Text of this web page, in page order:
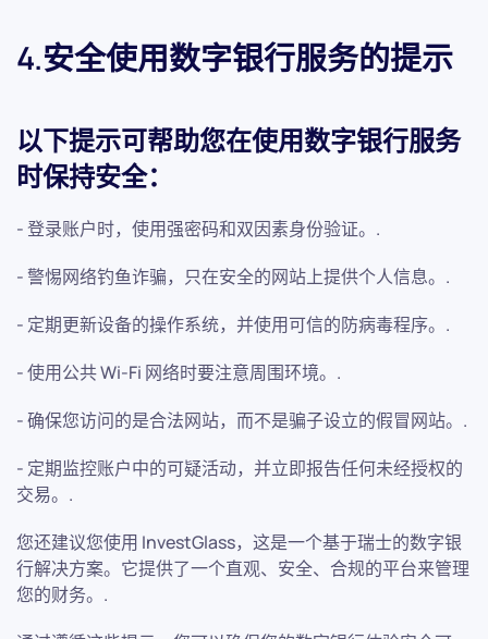
4.安全使用数字银行服务的提示
以下提示可帮助您在使用数字银行服务
时保持安全：
- 登录账户时，使用强密码和双因素身份验证。.
- 警惕网络钓鱼诈骗，只在安全的网站上提供个人信息。.
- 定期更新设备的操作系统，并使用可信的防病毒程序。.
- 使用公共 Wi-Fi 网络时要注意周围环境。.
- 确保您访问的是合法网站，而不是骗子设立的假冒网站。.
- 定期监控账户中的可疑活动，并立即报告任何未经授权的
交易。.
您还建议您使用 InvestGlass，这是一个基于瑞士的数字银
行解决方案。它提供了一个直观、安全、合规的平台来管理
您的财务。.